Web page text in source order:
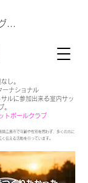
広島市で年齢や性別を問わず、多くの方に
伝える活動を行っています。
し。
ーナショナル
ルに参加出来る室内サッ
。
トボールクラブ
イン